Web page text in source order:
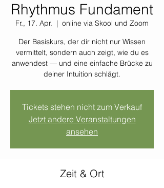
Rhythmus Fundament
Fr., 17. Apr.
  |
online via Skool und Zoom
Der Basiskurs, der dir nicht nur Wissen
vermittelt, sondern auch zeigt, wie du es
anwendest — und eine einfache Brücke zu
deiner Intuition schlägt.
Tickets stehen nicht zum Verkauf
Jetzt andere Veranstaltungen
ansehen
Zeit & Ort